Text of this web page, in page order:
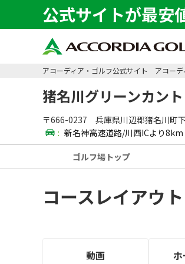
公式サイトが最安
アコーディア・ゴルフ公式サイト アコーデ
猪名川グリーンカン
〒666-0237 兵庫県川辺郡猪名川町
: 新名神高速道路/川西ICより8km
ゴルフ場 トップ
コースレイアウト
動画